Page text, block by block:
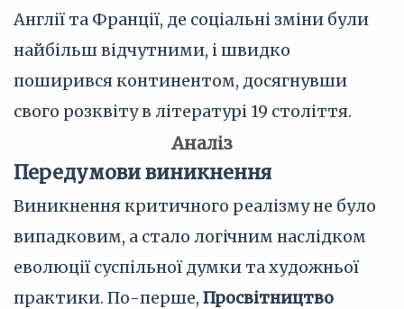
Англії та Франції, де соціальні зміни були
найбільш відчутними, і швидко
поширився континентом, досягнувши
свого розквіту в літературі 19 століття.
Аналіз
Передумови виникнення
Виникнення критичного реалізму не було
випадковим, а стало логічним наслідком
еволюції суспільної думки та художньої
практики. По-перше, Просвітництво